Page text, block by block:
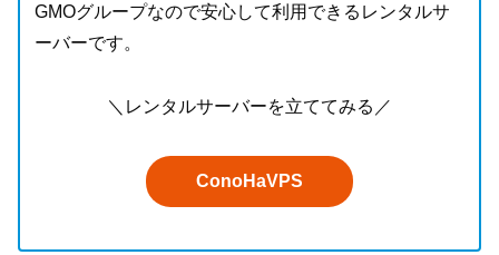
GMOグループなので安心して利用できるレンタルサ
ーバーです。
＼レンタルサーバーを立ててみる／
ConoHaVPS